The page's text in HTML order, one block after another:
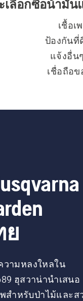
เลือกซื้อน้ํามัน
เชื้อ
ป้องกันที่
แจ้งอื่น
เชื่อถือ
ย
วามหลงใหลใน
ฮุสวาน่านำเสนอ
ำหรับป่าไม้และส